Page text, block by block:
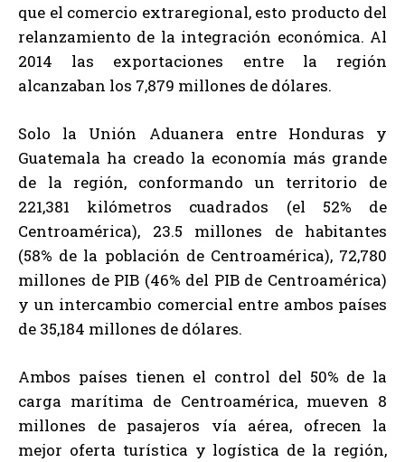
que el comercio extraregional, esto producto del
relanzamiento de la integración económica. Al
2014 las exportaciones entre la región
alcanzaban los 7,879 millones de dólares.
Solo la Unión Aduanera entre Honduras y
Guatemala ha creado la economía más grande
de la región, conformando un territorio de
221,381 kilómetros cuadrados (el 52% de
Centroamérica), 23.5 millones de habitantes
(58% de la población de Centroamérica), 72,780
millones de PIB (46% del PIB de Centroamérica)
y un intercambio comercial entre ambos países
de 35,184 millones de dólares.
Ambos países tienen el control del 50% de la
carga marítima de Centroamérica, mueven 8
millones de pasajeros vía aérea, ofrecen la
mejor oferta turística y logística de la región,